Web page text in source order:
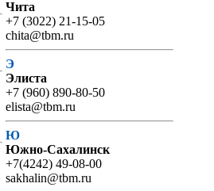
Чита
+7 (3022) 21-15-05
chita@tbm.ru
Э
Элиста
+7 (960) 890-80-50
elista@tbm.ru
Ю
Южно-Сахалинск
+7(4242) 49-08-00
sakhalin@tbm.ru